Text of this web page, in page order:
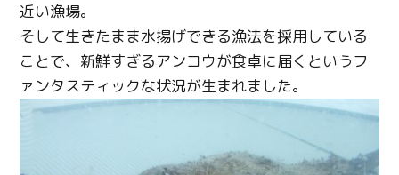
近い漁場。
そして生きたまま水揚げできる漁法を採用している
ことで、新鮮すぎるアンコウが食卓に届くというフ
ァンタスティックな状況が生まれました。